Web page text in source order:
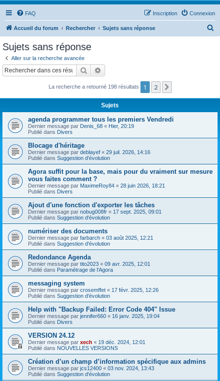
FAQ Connexion
Inscription
Accueil du forum Rechercher Sujets sans réponse
c
Sujets sans réponse
Aller sur la recherche avancée
Rechercher
La recherche a retourné 198 résultats 1 2
Sujets
agenda programmer tous les premiers Vendredi
Dernier message par Denis_68 « Hier, 20:19
Publié dans Divers
Blocage d'héritage
Dernier message par deblayef « 29 juil. 2026, 14:16
Publié dans Suggestion d'évolution
Agora suffit pour la base, mais pour du vraiment sur mesure
vous faites comment ?
Dernier message par MaximeRoy84 « 28 juin 2026, 18:21
Publié dans Divers
Ajout d'une fonction d'exporter les tâches
Dernier message par nobug008fr « 17 sept. 2025, 09:01
Publié dans Suggestion d'évolution
numériser des documents
Dernier message par farbarch « 03 août 2025, 12:21
Publié dans Suggestion d'évolution
Redondance Agenda
Dernier message par tito2023 « 09 avr. 2025, 12:01
Publié dans Paramétrage de l'Agora
messaging system
Dernier message par crosemffet « 17 févr. 2025, 12:26
Publié dans Suggestion d'évolution
Help with "Backup Failed: Error Code 404" Issue
Dernier message par jennifer660 « 16 janv. 2025, 19:04
Publié dans Divers
VERSION 24.12
Dernier message par xech « 19 déc. 2024, 12:01
Publié dans NOUVELLES VERSIONS
Création d’un champ d’information spécifique aux admins
Dernier message par jcs12400 « 03 nov. 2024, 13:43
Publié dans Suggestion d'évolution